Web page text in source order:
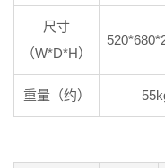
尺寸
（W*D*H）
重量（约）